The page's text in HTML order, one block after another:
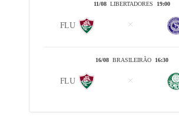
11/08LIBERTADORES 19:00
FLU
16/08BRASILEIRÃO 16:30
FLU